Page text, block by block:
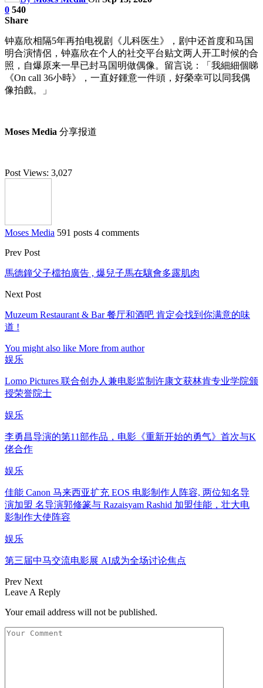
0 540
Share
钟嘉欣相隔5年再拍电视剧《儿科医生》，剧中还首度和马国
明合演情侶，钟嘉欣在个人的社交平台贴文两人开工时候的合
照，自爆原来一早已封马国明做偶像。留言说：「我細細個睇
《On call 36小時》，一直好鍾意一件頭，好榮幸可以同我偶
像拍戲。」
Moses Media 分享报道
Post Views: 3,027
Moses Media 591 posts 4 comments
Prev Post
馬德鐘父子檔拍廣告 , 爆兒子馬在驤會多露肌肉
Next Post
Muzeum Restaurant & Bar 餐厅和酒吧 肯定会找到你满意的味
道 !
You might also like More from author
娱乐
Lomo Pictures 联合创办人兼电影监制许康文获林肯专业学院颁
授荣誉院士
娱乐
李勇昌导演的第11部作品，电影《重新开始的勇气》首次与K
佬合作
娱乐
佳能 Canon 马来西亚扩充 EOS 电影制作人阵容, 两位知名导
演加盟 名导演郭修篆与 Razaisyam Rashid 加盟佳能，壮大电
影制作大使阵容
娱乐
第三届中马交流电影展 AI成为全场讨论焦点
Prev Next
Leave A Reply
Your email address will not be published.